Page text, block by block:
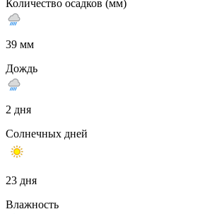
Количество осадков (мм)
39 мм
Дождь
2 дня
Солнечных дней
23 дня
Влажность